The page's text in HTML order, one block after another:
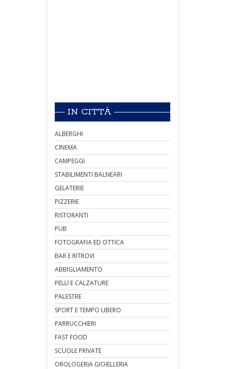
IN CITTÀ
ALBERGHI
CINEMA
CAMPEGGI
STABILIMENTI BALNEARI
GELATERIE
PIZZERIE
RISTORANTI
PUB
FOTOGRAFIA ED OTTICA
BAR E RITROVI
ABBIGLIAMENTO
PELLI E CALZATURE
PALESTRE
SPORT E TEMPO LIBERO
PARRUCCHIERI
FAST FOOD
SCUOLE PRIVATE
OROLOGERIA GIOIELLERIA